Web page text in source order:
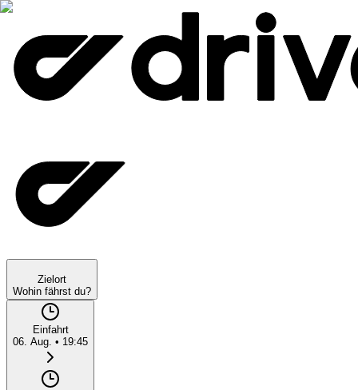
Zielort
Wohin fährst du?
Einfahrt
06. Aug. • 19:45